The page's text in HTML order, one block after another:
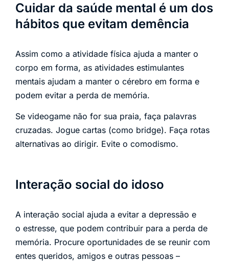
Cuidar da saúde mental é um dos
hábitos que evitam demência
Assim como a atividade física ajuda a manter o
corpo em forma, as atividades estimulantes
mentais ajudam a manter o cérebro em forma e
podem evitar a perda de memória.
Se videogame não for sua praia, faça palavras
cruzadas. Jogue cartas (como bridge). Faça rotas
alternativas ao dirigir. Evite o comodismo.
Interação social do idoso
A interação social ajuda a evitar a depressão e
o estresse, que podem contribuir para a perda de
memória. Procure oportunidades de se reunir com
entes queridos, amigos e outras pessoas –